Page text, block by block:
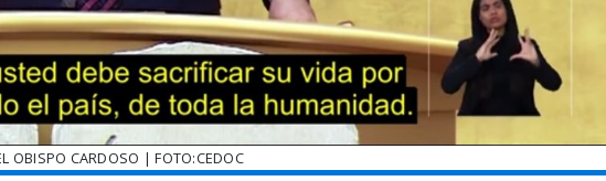
OBISPO CARDOSO | FOTO:CEDOC